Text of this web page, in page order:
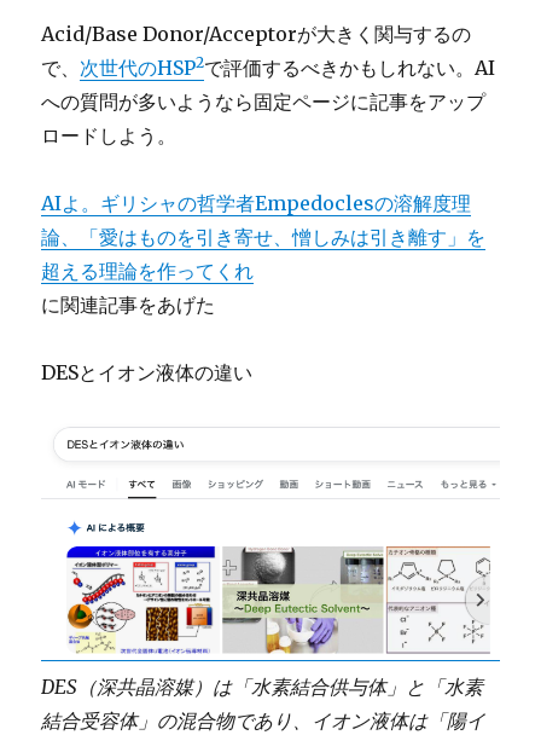
Acid/Base Donor/Acceptorが大きく関与するの
で、 次世代のHSP2で評価するべきかもしれない。AI
への質問が多いようなら固定ページに記事をアップ
ロードしよう。
AIよ。ギリシャの哲学者Empedoclesの溶解度理
論、「愛はものを引き寄せ、憎しみは引き離す」を
超える理論を作ってくれ
に関連記事をあげた
DESとイオン液体の違い
DES（深共晶溶媒）は「水素結合供与体」と「水素
結合受容体」の混合物であり、イオン液体は「陽イ